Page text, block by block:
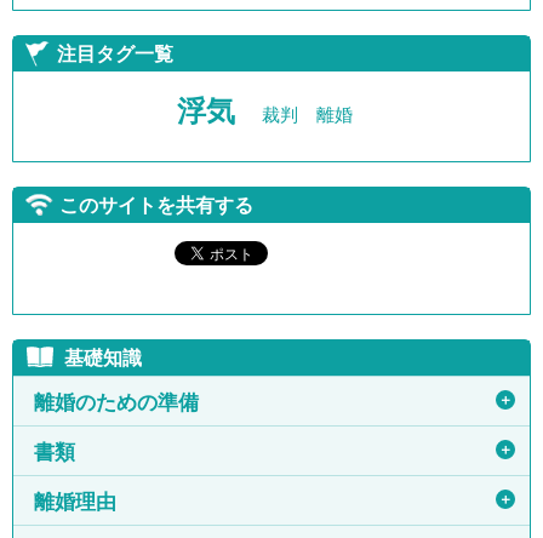
注目タグ一覧
浮気 裁判 離婚
このサイトを共有する
基礎知識
離婚のための準備 ＋
書類 ＋
離婚理由 ＋